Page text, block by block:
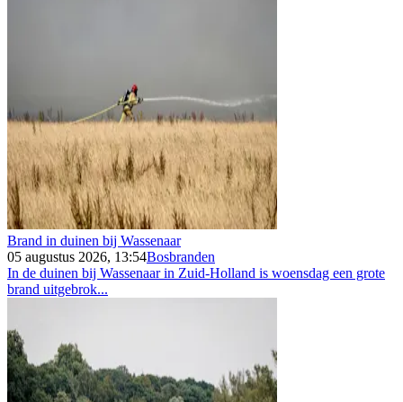
Brand in duinen bij Wassenaar
05 augustus 2026, 13:54Bosbranden
In de duinen bij Wassenaar in Zuid-Holland is woensdag een grote
brand uitgebrok...